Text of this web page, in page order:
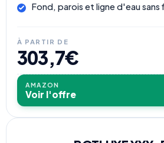
Fond, parois et ligne d'eau sans
À PARTIR DE
303,7€
AMAZON
Voir l'offre